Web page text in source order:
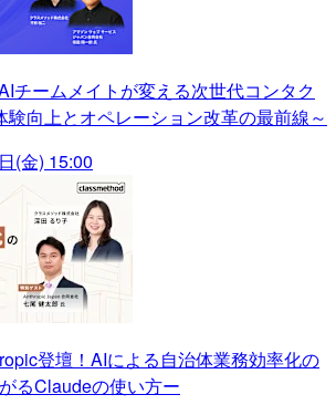
チームメイトが変える次世代コンタク
験向上とオペレーション改革の最前線～
(金) 15:00
登壇！AIによる自治体業務効率化の
るClaudeの使い方ー